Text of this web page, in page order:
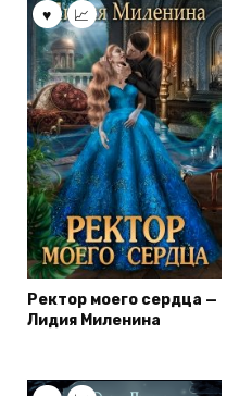
Ректор моего сердца —
Лидия Миленина